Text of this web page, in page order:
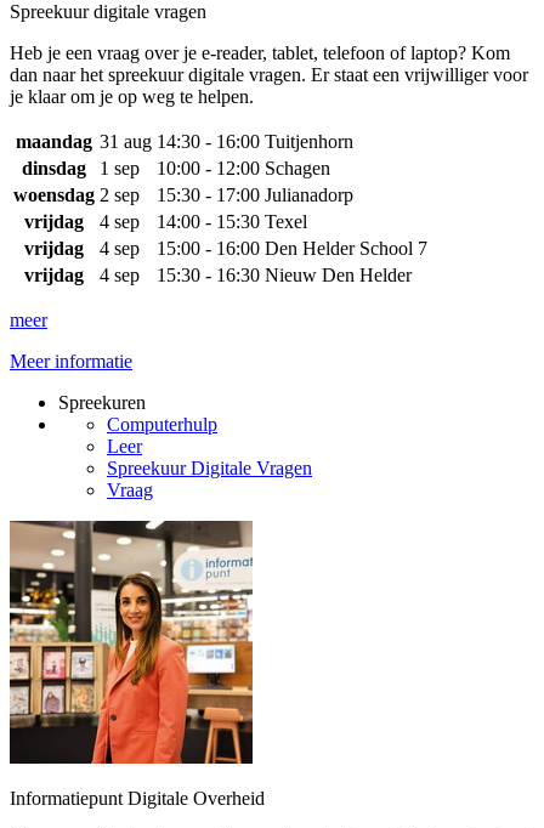
Spreekuur digitale vragen
Heb je een vraag over je e-reader, tablet, telefoon of laptop? Kom
dan naar het spreekuur digitale vragen. Er staat een vrijwilliger voor
je klaar om je op weg te helpen.
maandag 31 aug 14:30 - 16:00 Tuitjenhorn
dinsdag
1 sep 10:00 - 12:00 Schagen
woensdag 2 sep 15:30 - 17:00 Julianadorp
vrijdag
4 sep 14:00 - 15:30 Texel
vrijdag
4 sep 15:00 - 16:00 Den Helder School 7
vrijdag
4 sep 15:30 - 16:30 Nieuw Den Helder
meer
Meer informatie
Spreekuren
Computerhulp
Leer
Spreekuur Digitale Vragen
Vraag
Informatiepunt Digitale Overheid